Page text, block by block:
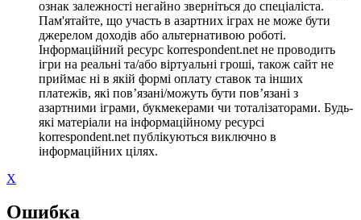
ознак залежності негайно зверніться до спеціаліста.
Пам'ятайте, що участь в азартних іграх не може бути
джерелом доходів або альтернативою роботі.
Інформаційний ресурс korrespondent.net не проводить
ігри на реальні та/або віртуальні гроші, також сайт не
приймає ні в якій формі оплату ставок та інших
платежів, які пов’язані/можуть бути пов’язані з
азартними іграми, букмекерами чи тоталізаторами. Будь-
які матеріали на інформаційному ресурсі
korrespondent.net публікуються виключно в
інформаційних цілях.
X
Ошибка